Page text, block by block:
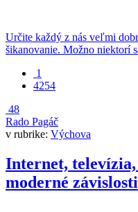
Určite každý z nás veľmi
šikanovanie. Možno niektorí
1
4254
48
Rado Pagáč
v rubrike: Výchova
Internet, televízia,
moderné